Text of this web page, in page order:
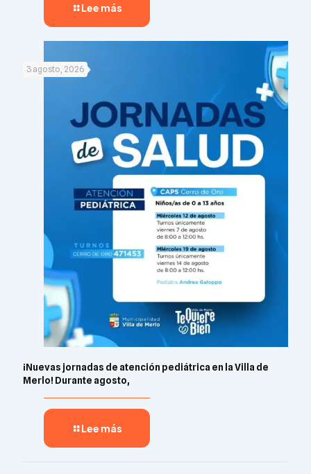
Lee más
3 agosto, 2026
¡Nuevas jornadas de atención pediátrica en la Villa de
Merlo! Durante agosto,
Lee más